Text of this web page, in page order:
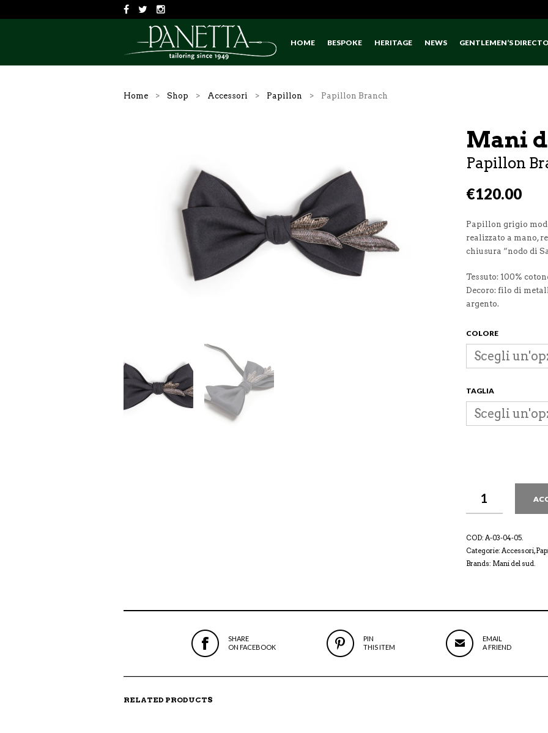
HOME BESPOKE HERITAGE NEWS GENTLEMEN’S
Home > Shop > Accessori > Papillon > Papillon Branch
Mani
Papillon
€120.00
Papillon grigio
realizzato a mano,
chiusura “nodo di
Tessuto: 100%
Decoro: filo di
argento.
COLORE
TAGLIA
COD: A-03-04-05.
Categorie: Accessori,
Brands: Mani del sud.
SHARE
ON FACEBOOK
PIN
THIS ITEM
EMAIL
A FRIEND
RELATED PRODUCTS